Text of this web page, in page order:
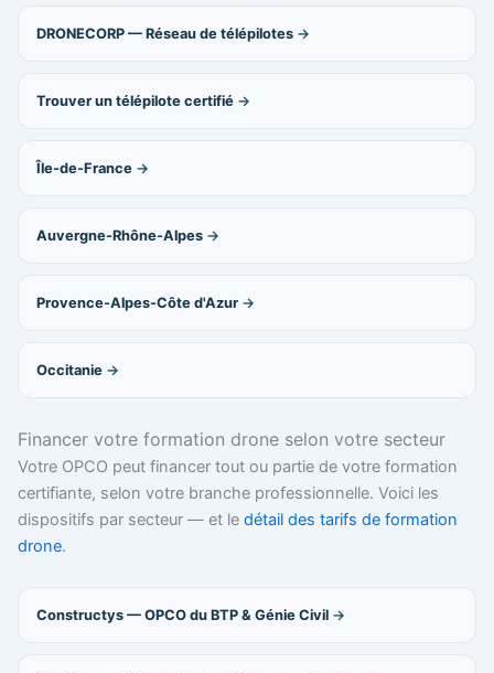
DRONECORP — Réseau de télépilotes
Trouver un télépilote certifié
Île-de-France
Auvergne-Rhône-Alpes
Provence-Alpes-Côte d'Azur
Occitanie
Financer votre formation drone selon votre secteur
Votre OPCO peut financer tout ou partie de votre formation
certifiante, selon votre branche professionnelle. Voici les
dispositifs par secteur — et le détail des tarifs de formation
drone.
Constructys — OPCO du BTP & Génie Civil